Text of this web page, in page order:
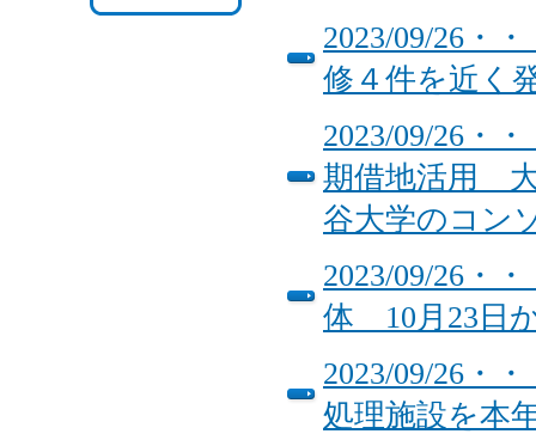
2023/09/26・
修４件を近く
2023/09/26・
期借地活用
谷大学のコン
2023/09/26・
体 10月23
2023/09/26・
処理施設を